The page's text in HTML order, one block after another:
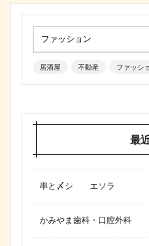
居酒屋 不動産 ファッシ
最
串と〆シ エソラ
かみやま歯科・口腔外科